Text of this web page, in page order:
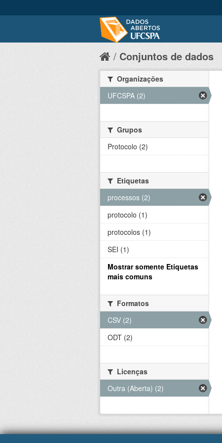
Conjuntos de dados
Organizações
UFCSPA (2)
Grupos
Protocolo (2)
Etiquetas
processos (2)
protocolo (1)
protocolos (1)
SEI (1)
Mostrar somente Etiquetas
mais comuns
Formatos
CSV (2)
ODT (2)
Licenças
Outra (Aberta) (2)